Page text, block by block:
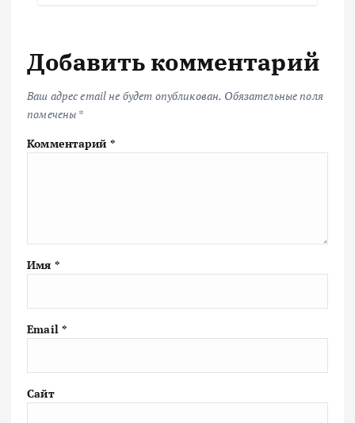
Добавить комментарий
Ваш адрес email не будет опубликован. Обязательные поля
помечены *
Комментарий *
Имя *
Email *
Сайт